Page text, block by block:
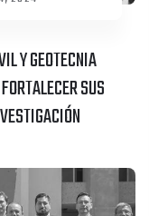
Y GEOTECNIA
SUS